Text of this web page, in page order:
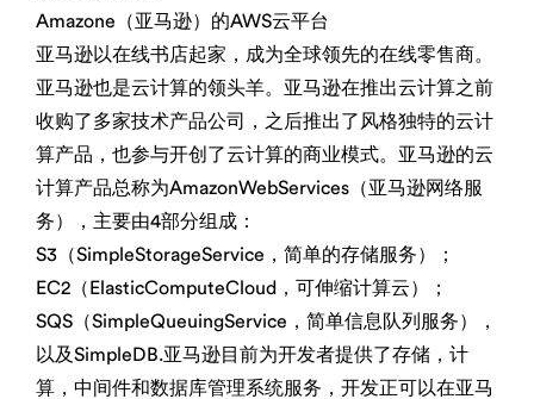
Amazone（亚马逊）的AWS云平台
亚马逊以在线书店起家，成为全球领先的在线零售商。
亚马逊也是云计算的领头羊。亚马逊在推出云计算之前
收购了多家技术产品公司，之后推出了风格独特的云计
算产品，也参与开创了云计算的商业模式。亚马逊的云
计算产品总称为AmazonWebServices（亚马逊网络服
务），主要由4部分组成：
S3（SimpleStorageService，简单的存储服务）；
EC2（ElasticComputeCloud，可伸缩计算云）；
SQS（SimpleQueuingService，简单信息队列服务），
以及SimpleDB.亚马逊目前为开发者提供了存储，计
算，中间件和数据库管理系统服务，开发正可以在亚马